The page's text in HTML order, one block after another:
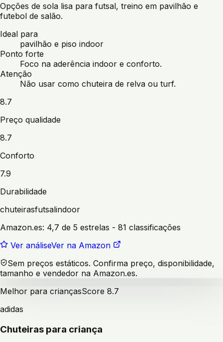
Opções de sola lisa para futsal, treino em pavilhão e
futebol de salão.
Ideal para
pavilhão e piso indoor
Ponto forte
Foco na aderência indoor e conforto.
Atenção
Não usar como chuteira de relva ou turf.
8.7
Preço qualidade
8.7
Conforto
7.9
Durabilidade
chuteirasfutsalindoor
Amazon.es: 4,7 de 5 estrelas - 81 classificações
Ver análiseVer na Amazon
Sem preços estáticos. Confirma preço, disponibilidade,
tamanho e vendedor na Amazon.es.
Melhor para criançasScore 8.7
adidas
Chuteiras para criança